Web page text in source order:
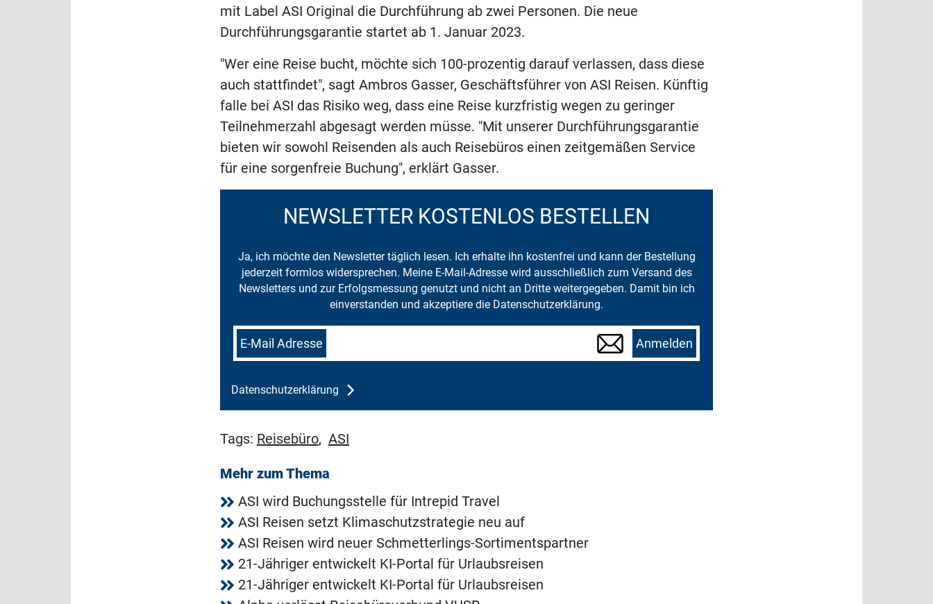
mit Label ASI Original die Durchführung ab zwei Personen. Die neue
Durchführungsgarantie startet ab 1. Januar 2023.
"Wer eine Reise bucht, möchte sich 100-prozentig darauf verlassen, dass diese
auch stattfindet", sagt Ambros Gasser, Geschäftsführer von ASI Reisen. Künftig
falle bei ASI das Risiko weg, dass eine Reise kurzfristig wegen zu geringer
Teilnehmerzahl abgesagt werden müsse. "Mit unserer Durchführungsgarantie
bieten wir sowohl Reisenden als auch Reisebüros einen zeitgemäßen Service
für eine sorgenfreie Buchung", erklärt Gasser.
NEWSLETTER KOSTENLOS BESTELLEN
Ja, ich möchte den Newsletter täglich lesen. Ich erhalte ihn kostenfrei und kann der Bestellung
jederzeit formlos widersprechen. Meine E-Mail-Adresse wird ausschließlich zum Versand des
Newsletters und zur Erfolgsmessung genutzt und nicht an Dritte weitergegeben. Damit bin ich
einverstanden und akzeptiere die Datenschutzerklärung.
E-Mail Adresse Anmelden
Datenschutzerklärung
Tags: Reisebüro, ASI
Mehr zum Thema
ASI wird Buchungsstelle für Intrepid Travel
ASI Reisen setzt Klimaschutzstrategie neu auf
ASI Reisen wird neuer Schmetterlings-Sortimentspartner
21-Jähriger entwickelt KI-Portal für Urlaubsreisen
21-Jähriger entwickelt KI-Portal für Urlaubsreisen